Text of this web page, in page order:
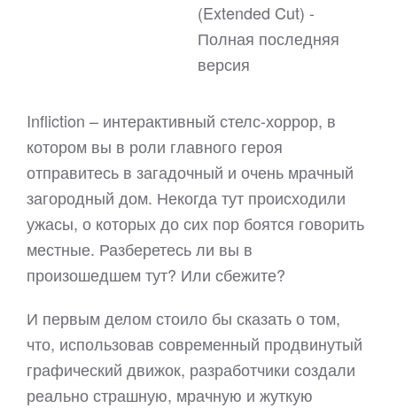
(Extended Cut) -
Полная последняя
версия
Infliction – интерактивный стелс-хоррор, в
котором вы в роли главного героя
отправитесь в загадочный и очень мрачный
загородный дом. Некогда тут происходили
ужасы, о которых до сих пор боятся говорить
местные. Разберетесь ли вы в
произошедшем тут? Или сбежите?
И первым делом стоило бы сказать о том,
что, использовав современный продвинутый
графический движок, разработчики создали
реально страшную, мрачную и жуткую